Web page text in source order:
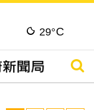
29°C
搜尋